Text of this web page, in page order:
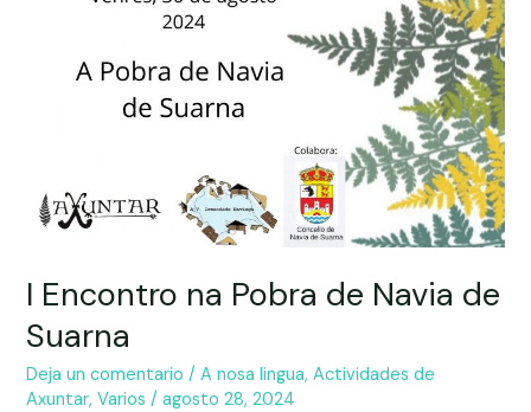
I Encontro na Pobra de Navia de
Suarna
Deja un comentario /A nosa lingua,Actividades de
Axuntar,Varios /agosto 28, 2024